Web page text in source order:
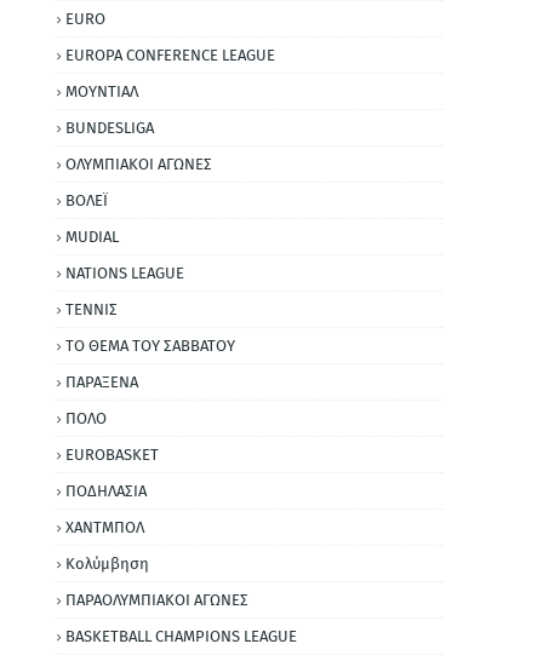
EURO
EUROPA CONFERENCE LEAGUE
ΜΟΥΝΤΙΑΛ
BUNDESLIGA
ΟΛΥΜΠΙΑΚΟΙ ΑΓΩΝΕΣ
ΒΟΛΕΪ
MUDIAL
NATIONS LEAGUE
ΤΕΝΝΙΣ
ΤΟ ΘΕΜΑ ΤΟΥ ΣΑΒΒΑΤΟΥ
ΠΑΡΑΞΕΝΑ
ΠΟΛΟ
EUROBASKET
ΠΟΔΗΛΑΣΙΑ
ΧΑΝΤΜΠΟΛ
Κολύμβηση
ΠΑΡΑΟΛΥΜΠΙΑΚΟΙ ΑΓΩΝΕΣ
BASKETBALL CHAMPIONS LEAGUE